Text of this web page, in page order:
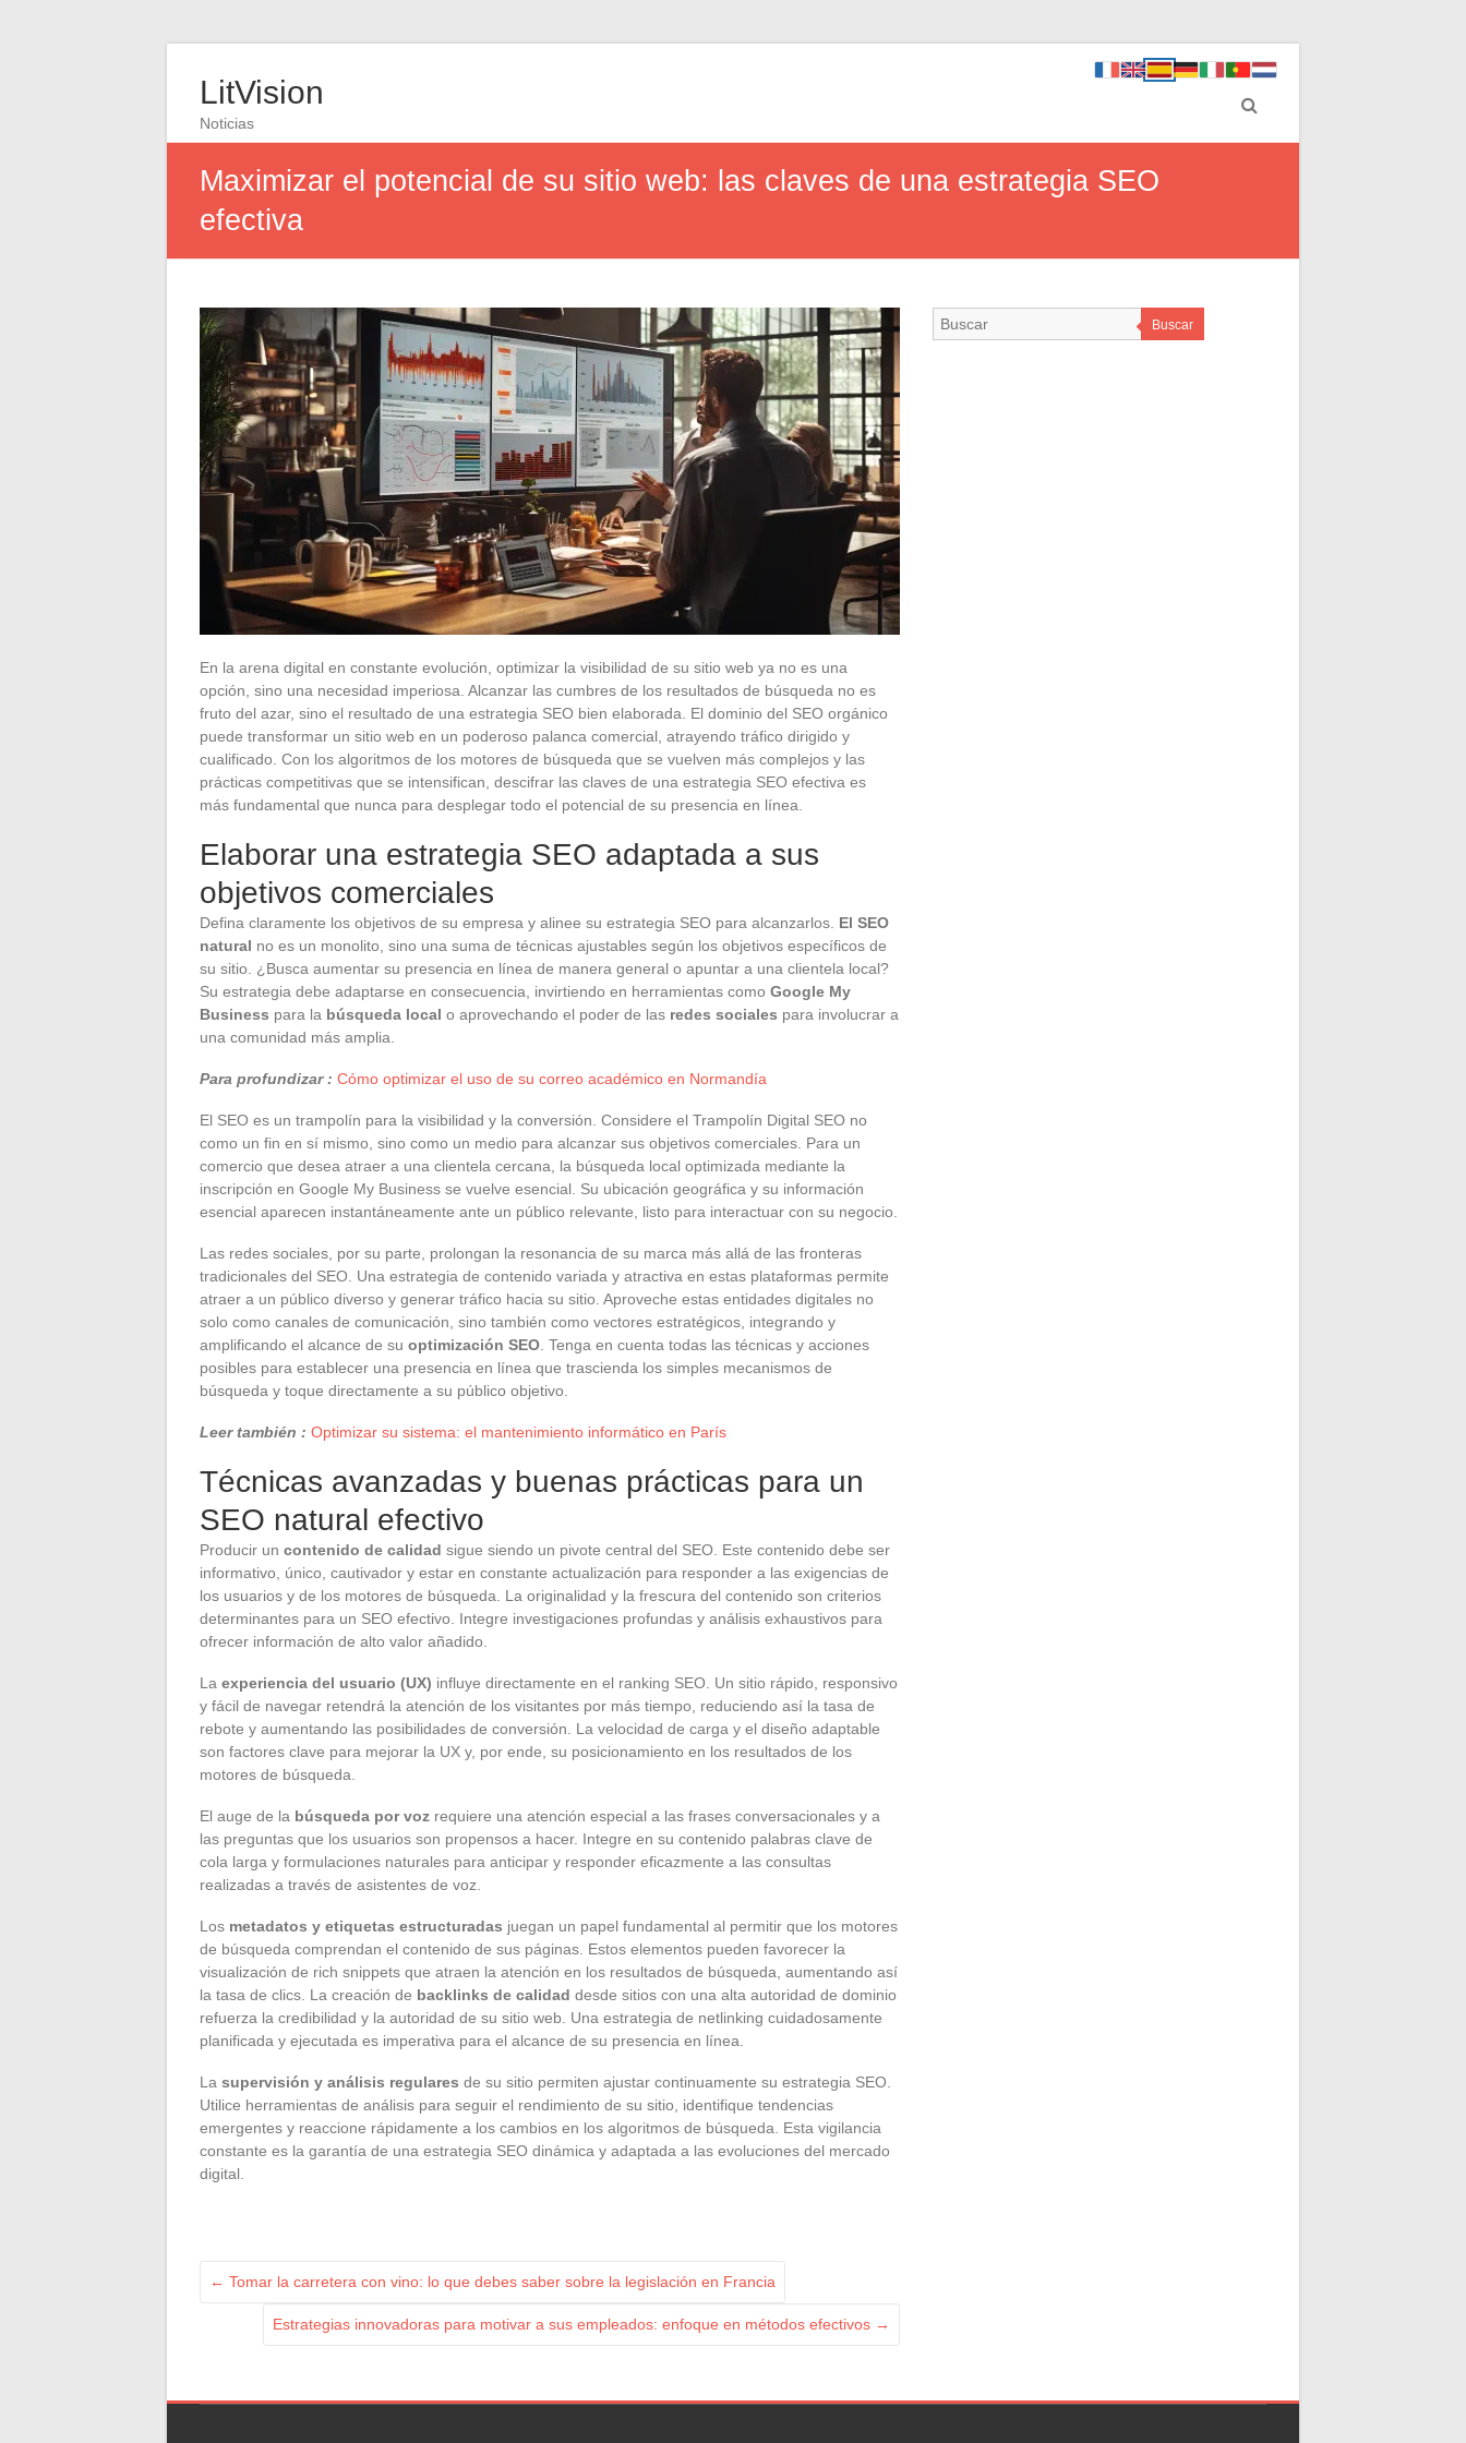
LitVision
Noticias
Maximizar el potencial de su sitio web: las claves de una estrategia SEO
efectiva
En la arena digital en constante evolución, optimizar la visibilidad de su sitio web ya no es una
opción, sino una necesidad imperiosa. Alcanzar las cumbres de los resultados de búsqueda no es
fruto del azar, sino el resultado de una estrategia SEO bien elaborada. El dominio del SEO orgánico
puede transformar un sitio web en un poderoso palanca comercial, atrayendo tráfico dirigido y
cualificado. Con los algoritmos de los motores de búsqueda que se vuelven más complejos y las
prácticas competitivas que se intensifican, descifrar las claves de una estrategia SEO efectiva es
más fundamental que nunca para desplegar todo el potencial de su presencia en línea.
Elaborar una estrategia SEO adaptada a sus
objetivos comerciales
Defina claramente los objetivos de su empresa y alinee su estrategia SEO para alcanzarlos. El SEO
natural no es un monolito, sino una suma de técnicas ajustables según los objetivos específicos de
su sitio. ¿Busca aumentar su presencia en línea de manera general o apuntar a una clientela local?
Su estrategia debe adaptarse en consecuencia, invirtiendo en herramientas como Google My
Business para la búsqueda local o aprovechando el poder de las redes sociales para involucrar a
una comunidad más amplia.
Para profundizar : Cómo optimizar el uso de su correo académico en Normandía
El SEO es un trampolín para la visibilidad y la conversión. Considere el Trampolín Digital SEO no
como un fin en sí mismo, sino como un medio para alcanzar sus objetivos comerciales. Para un
comercio que desea atraer a una clientela cercana, la búsqueda local optimizada mediante la
inscripción en Google My Business se vuelve esencial. Su ubicación geográfica y su información
esencial aparecen instantáneamente ante un público relevante, listo para interactuar con su negocio.
Las redes sociales, por su parte, prolongan la resonancia de su marca más allá de las fronteras
tradicionales del SEO. Una estrategia de contenido variada y atractiva en estas plataformas permite
atraer a un público diverso y generar tráfico hacia su sitio. Aproveche estas entidades digitales no
solo como canales de comunicación, sino también como vectores estratégicos, integrando y
amplificando el alcance de su optimización SEO . Tenga en cuenta todas las técnicas y acciones
posibles para establecer una presencia en línea que trascienda los simples mecanismos de
búsqueda y toque directamente a su público objetivo.
Leer también : Optimizar su sistema: el mantenimiento informático en París
Técnicas avanzadas y buenas prácticas para un
SEO natural efectivo
Producir un contenido de calidad sigue siendo un pivote central del SEO. Este contenido debe ser
informativo, único, cautivador y estar en constante actualización para responder a las exigencias de
los usuarios y de los motores de búsqueda. La originalidad y la frescura del contenido son criterios
determinantes para un SEO efectivo. Integre investigaciones profundas y análisis exhaustivos para
ofrecer información de alto valor añadido.
La experiencia del usuario (UX) influye directamente en el ranking SEO. Un sitio rápido, responsivo
y fácil de navegar retendrá la atención de los visitantes por más tiempo, reduciendo así la tasa de
rebote y aumentando las posibilidades de conversión. La velocidad de carga y el diseño adaptable
son factores clave para mejorar la UX y, por ende, su posicionamiento en los resultados de los
motores de búsqueda.
El auge de la búsqueda por voz requiere una atención especial a las frases conversacionales y a
las preguntas que los usuarios son propensos a hacer. Integre en su contenido palabras clave de
cola larga y formulaciones naturales para anticipar y responder eficazmente a las consultas
realizadas a través de asistentes de voz.
Los metadatos y etiquetas estructuradas juegan un papel fundamental al permitir que los motores
de búsqueda comprendan el contenido de sus páginas. Estos elementos pueden favorecer la
visualización de rich snippets que atraen la atención en los resultados de búsqueda, aumentando así
la tasa de clics. La creación de backlinks de calidad desde sitios con una alta autoridad de dominio
refuerza la credibilidad y la autoridad de su sitio web. Una estrategia de netlinking cuidadosamente
planificada y ejecutada es imperativa para el alcance de su presencia en línea.
La supervisión y análisis regulares de su sitio permiten ajustar continuamente su estrategia SEO.
Utilice herramientas de análisis para seguir el rendimiento de su sitio, identifique tendencias
emergentes y reaccione rápidamente a los cambios en los algoritmos de búsqueda. Esta vigilancia
constante es la garantía de una estrategia SEO dinámica y adaptada a las evoluciones del mercado
digital.
← Tomar la carretera con vino: lo que debes saber sobre la legislación en Francia
Estrategias innovadoras para motivar a sus empleados: enfoque en métodos efectivos →
Buscar